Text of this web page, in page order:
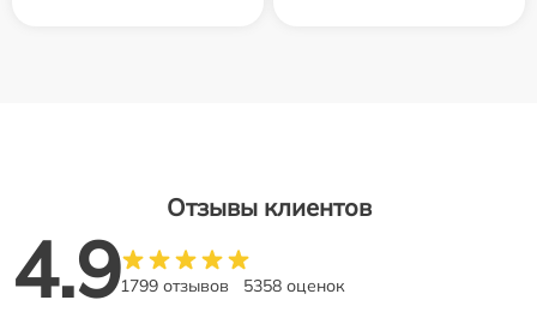
Отзывы клиентов
4.91799 отзывов 5358 оценок